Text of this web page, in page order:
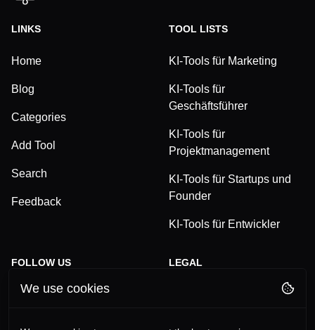
LINKS
Home
Blog
Categories
Add Tool
Search
Feedback
TOOL LISTS
KI-Tools für Marketing
KI-Tools für
Geschäftsführer
KI-Tools für
Projektmanagement
KI-Tools für Startups und
Founder
KI-Tools für Entwickler
FOLLOW US
TikTok
LEGAL
We use cookies